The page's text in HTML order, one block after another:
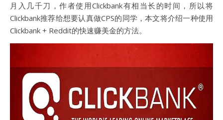
月入几千刀，作者使用Clickbank有相当长的时间，所以将
Clickbank推荐给想要认真做CPS的同学，本文将介绍一种使用
Clickbank + Reddit的快速赚美金的方法。